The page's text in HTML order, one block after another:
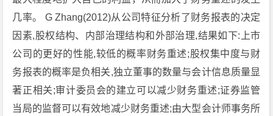
几率。 G Zhang(2012)从公司特征分析了财务报表的决定
因素,股权结构、内部治理结构和外部治理,结果如下:上市
公司的更好的性能,较低的概率财务重述;股权集中度与财
务报表的概率是负相关,独立董事的数量与会计信息质量显
著正相关;审计委员会的建立可以减少财务重述;证券监管
当局的监督可以有效地减少财务重述;由大型会计师事务所